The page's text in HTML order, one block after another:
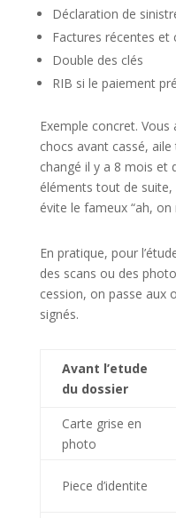
Déclaration de
Factures récentes et
Double des clés
RIB si le paiement
Exemple concret.
chocs avant cassé,
changé il y a 8 mois et
éléments tout de suite,
évite le fameux “ah, on
En pratique, pour
des scans ou des
cession, on passe aux
signés.
Avant l’etude
du dossier
Carte grise en
photo
Piece d’identite